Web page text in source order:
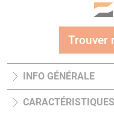
Trouver
INFO GÉNÉRALE
CARACTÉRISTIQUES